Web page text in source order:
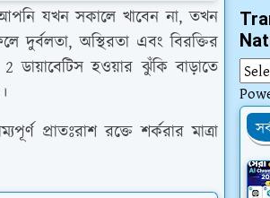
আপনি যখন সকালে খাবেন না, তখন
দুর্বলতা, অস্থিরতা এবং বিরক্তির
হওয়ার ঝুঁকি বাড়াতে
প্রাতঃরাশ রক্তে শর্করার মাত্রা